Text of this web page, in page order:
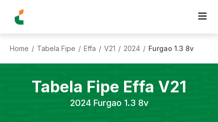
Home / Tabela Fipe / Effa / V21 / 2024 / Furgao 1.3 8v
Tabela Fipe Effa V21
2024 Furgao 1.3 8v